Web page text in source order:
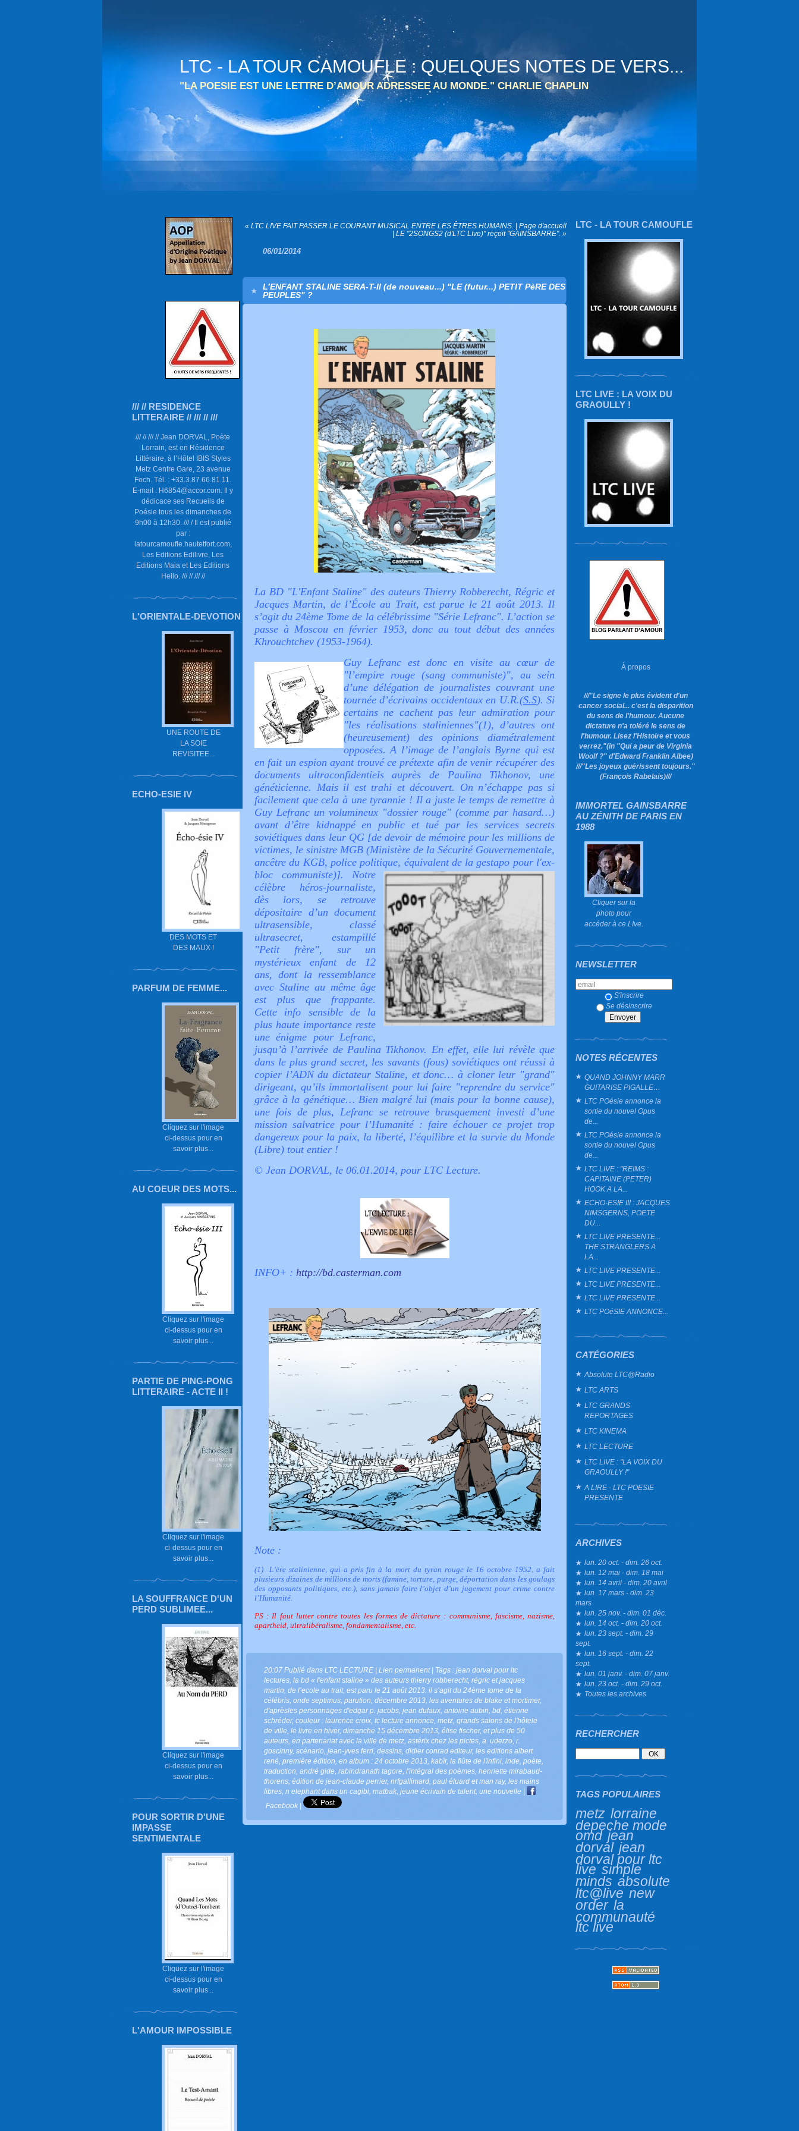
LTC - LA TOUR CAMOUFLE : QUELQUES NOTES DE VERS...
"LA POESIE EST UNE LETTRE D’AMOUR ADRESSEE AU MONDE." CHARLIE CHAPLIN
/// // RESIDENCE
LITTERAIRE // /// // ///
/// // /// // Jean DORVAL, Poète
Lorrain, est en Résidence
Littéraire, à l’Hôtel IBIS Styles
Metz Centre Gare, 23 avenue
Foch. Tél. : +33.3.87.66.81.11.
E-mail : H6854@accor.com. Il y
dédicace ses Recueils de
Poésie tous les dimanches de
9h00 à 12h30. /// / Il est publié
par :
latourcamoufle.hautetfort.com,
Les Editions Edilivre, Les
Editions Maia et Les Editions
Hello. /// // /// //
L'ORIENTALE-DEVOTION
UNE ROUTE DE
LA SOIE
REVISITEE...
ECHO-ESIE IV
DES MOTS ET
DES MAUX !
PARFUM DE FEMME...
Cliquez sur l'image
ci-dessus pour en
savoir plus...
AU COEUR DES MOTS...
Cliquez sur l'image
ci-dessus pour en
savoir plus...
PARTIE DE PING-PONG
LITTERAIRE - ACTE II !
Cliquez sur l'image
ci-dessus pour en
savoir plus...
LA SOUFFRANCE D'UN
PERD SUBLIMEE...
Cliquez sur l'image
ci-dessus pour en
savoir plus...
POUR SORTIR D'UNE
IMPASSE
SENTIMENTALE
Cliquez sur l'image
ci-dessus pour en
savoir plus...
L'AMOUR IMPOSSIBLE
LTC - LA TOUR CAMOUFLE
LTC LIVE : LA VOIX DU
GRAOULLY !
À propos
///"Le signe le plus évident d'un
cancer social... c'est la disparition
du sens de l'humour. Aucune
dictature n'a toléré le sens de
l'humour. Lisez l'Histoire et vous
verrez."(in "Qui a peur de Virginia
Woolf ?"d'Edward Franklin Albee)
///"Les joyeux guérissent toujours."
(François Rabelais)///
IMMORTEL GAINSBARRE
AU ZÉNITH DE PARIS EN
1988
Cliquer sur la
photo pour
accéder à ce LIve.
NEWSLETTER
S'inscrire
Se désinscrire
NOTES RÉCENTES
QUAND JOHNNY MARR
GUITARISE PIGALLE…
LTC POésie annonce la
sortie du nouvel Opus
de...
LTC POésie annonce la
sortie du nouvel Opus
de...
LTC LIVE : "REIMS :
CAPITAINE (PETER)
HOOK A LA...
ECHO-ESIE III : JACQUES
NIMSGERNS, POETE
DU...
LTC LIVE PRESENTE...
THE STRANGLERS A
LA...
LTC LIVE PRESENTE...
LTC LIVE PRESENTE...
LTC LIVE PRESENTE...
LTC POéSIE ANNONCE...
CATÉGORIES
Absolute LTC@Radio
LTC ARTS
LTC GRANDS
REPORTAGES
LTC KINEMA
LTC LECTURE
LTC LIVE : "LA VOIX DU
GRAOULLY !"
A LIRE - LTC POESIE
PRESENTE
ARCHIVES
lun. 20 oct. - dim. 26 oct.
lun. 12 mai - dim. 18 mai
lun. 14 avril - dim. 20 avril
lun. 17 mars - dim. 23
mars
lun. 25 nov. - dim. 01 déc.
lun. 14 oct. - dim. 20 oct.
lun. 23 sept. - dim. 29
sept.
lun. 16 sept. - dim. 22
sept.
lun. 01 janv. - dim. 07 janv.
lun. 23 oct. - dim. 29 oct.
Toutes les archives
RECHERCHER
TAGS POPULAIRES
metz lorraine
depeche mode
omd jean
dorval jean
dorval pour ltc
live simple
minds absolute
ltc@live new
order la
communauté
ltc live
« LTC LIVE FAIT PASSER LE COURANT MUSICAL ENTRE LES ÊTRES HUMAINS. | Page d'accueil
| LE "2SONGS2 (d'LTC LIve)" reçoit "GAINSBARRE". »
06/01/2014
L’ENFANT STALINE SERA-T-Il (de nouveau...) "LE (futur...) PETIT PèRE DES
PEUPLES" ?
La BD "L'Enfant Staline" des auteurs Thierry Robberecht, Régric et
Jacques Martin, de l’École au Trait, est parue le 21 août 2013. Il
s’agit du 24ème Tome de la célébrissime "Série Lefranc". L’action se
passe à Moscou en février 1953, donc au tout début des années
Khrouchtchev (1953-1964).
Guy Lefranc est donc en visite au cœur de
"l’empire rouge (sang communiste)", au sein
d’une délégation de journalistes couvrant une
tournée d’écrivains occidentaux en U.R.(S.S). Si
certains ne cachent pas leur admiration pour
"les réalisations staliniennes"(1), d’autres ont
(heureusement) des opinions diamétralement
opposées. A l’image de l’anglais Byrne qui est
en fait un espion ayant trouvé ce prétexte afin de venir récupérer des
documents ultraconfidentiels auprès de Paulina Tikhonov, une
généticienne. Mais il est trahi et découvert. On n’échappe pas si
facilement que cela à une tyrannie ! Il a juste le temps de remettre à
Guy Lefranc un volumineux "dossier rouge" (comme par hasard…)
avant d’être kidnappé en public et tué par les services secrets
soviétiques dans leur QG [de devoir de mémoire pour les millions de
victimes, le sinistre MGB (Ministère de la Sécurité Gouvernementale,
ancêtre du KGB, police politique, équivalent de la gestapo pour l'ex-
bloc communiste)].Notre
célèbre héros-journaliste,
dès lors, se retrouve
dépositaire d’un document
ultrasensible, classé
ultrasecret, estampillé
"Petit frère", sur un
mystérieux enfant de 12
ans, dont la ressemblance
avec Staline au même âge
est plus que frappante.
Cette info sensible de la
plus haute importance reste
une énigme pour Lefranc,
jusqu’à l’arrivée de Paulina Tikhonov. En effet, elle lui révèle que
dans le plus grand secret, les savants (fous) soviétiques ont réussi à
copier l’ADN du dictateur Staline, et donc… à cloner leur "grand"
dirigeant, qu’ils immortalisent pour lui faire "reprendre du service"
grâce à la génétique… Bien malgré lui (mais pour la bonne cause),
une fois de plus, Lefranc se retrouve brusquement investi d’une
mission salvatrice pour l’Humanité : faire échouer ce projet trop
dangereux pour la paix, la liberté, l’équilibre et la survie du Monde
(Libre) tout entier !
© Jean DORVAL, le 06.01.2014, pour LTC Lecture.
INFO+ : http://bd.casterman.com
Note :
(1) L’ère stalinienne, qui a pris fin à la mort du tyran rouge le 16 octobre 1952, a fait
plusieurs dizaines de millions de morts (famine, torture, purge, déportation dans les goulags
des opposants politiques, etc.), sans jamais faire l’objet d’un jugement pour crime contre
l’Humanité.
PS : Il faut lutter contre toutes les formes de dictature : communisme, fascisme, nazisme,
apartheid, ultralibéralisme, fondamentalisme, etc.
20:07 Publié dans LTC LECTURE Lien permanent| Tags : jean dorval pour ltc
lectures la bd « l'enfant staline » des auteurs thierry robberecht, régric et jacques
martin de l’ecole au trait, est paru le 21 août 2013. il s’agit du 24ème tome de la
célébris onde septimus parution décembre 2013 les aventures de blake et mortimer,
d'aprèsles personnages d'edgar p. jacobs jean dufaux antoine aubin bd étienne
schréder, couleur : laurence croix tc lecture annonce metz grands salons de l'hôtele
de ville le livre en hiver, dimanche 15 décembre 2013 élise fischer, et plus de 50
auteurs en partenariat avec la ville de metz astérix chez les pictes a. uderzo r.
goscinny, scénario jean-yves ferri dessins didier conrad editeur, les editions albert
rené première édition en album : 24 octobre 2013 kabîr, la flûte de l'infini inde poète
traduction andré gide rabindranath tagore l'intégral des poèmes henriette mirabaud-
thorens édition de jean-claude perrier, nrfgallimard paul éluard et man ray, les mains
libres n elephant dans un cagibi matbak jeune écrivain de talent, une nouvelle
Facebook